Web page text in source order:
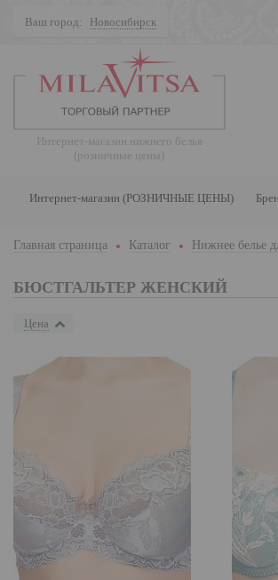
Ваш город: Новосибирск
Интернет-магазин нижнего белья
(розничные цены)
Интернет-магазин (РОЗНИЧНЫЕ ЦЕНЫ)
Главная страница Каталог Нижнее белье
БЮСТГАЛЬТЕР ЖЕНСКИЙ
Цена